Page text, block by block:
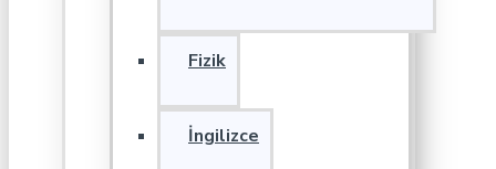
Fizik
İngilizce